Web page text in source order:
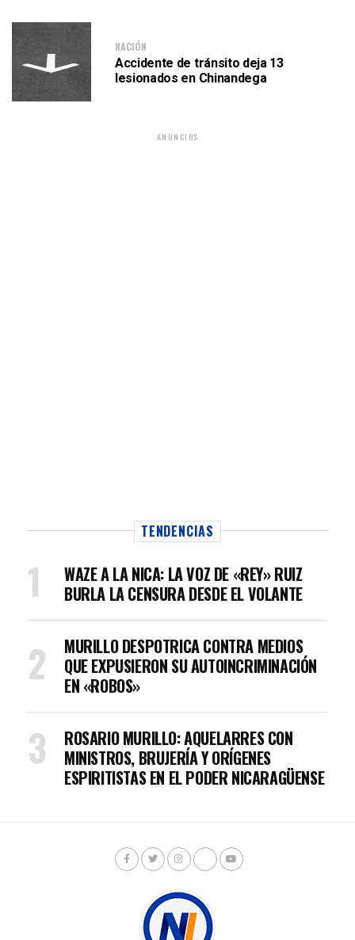
NACIÓN
Accidente de tránsito deja 13
lesionados en Chinandega
ANUNCIOS
TENDENCIAS
WAZE A LA NICA: LA VOZ DE «REY» RUIZ
BURLA LA CENSURA DESDE EL VOLANTE
MURILLO DESPOTRICA CONTRA MEDIOS
QUE EXPUSIERON SU AUTOINCRIMINACIÓN
EN «ROBOS»
ROSARIO MURILLO: AQUELARRES CON
MINISTROS, BRUJERÍA Y ORÍGENES
ESPIRITISTAS EN EL PODER NICARAGÜENSE